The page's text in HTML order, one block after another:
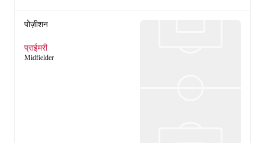
पोज़ीशन
प्राईमरी
Midfielder